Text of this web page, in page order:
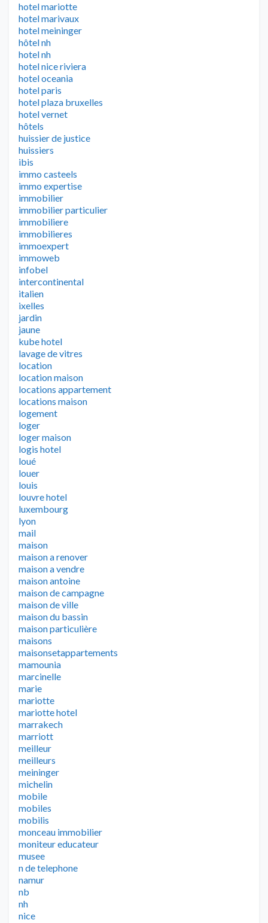
hotel mariotte
hotel marivaux
hotel meininger
hôtel nh
hotel nh
hotel nice riviera
hotel oceania
hotel paris
hotel plaza bruxelles
hotel vernet
hôtels
huissier de justice
huissiers
ibis
immo casteels
immo expertise
immobilier
immobilier particulier
immobiliere
immobilieres
immoexpert
immoweb
infobel
intercontinental
italien
ixelles
jardin
jaune
kube hotel
lavage de vitres
location
location maison
locations appartement
locations maison
logement
loger
loger maison
logis hotel
loué
louer
louis
louvre hotel
luxembourg
lyon
mail
maison
maison a renover
maison a vendre
maison antoine
maison de campagne
maison de ville
maison du bassin
maison particulière
maisons
maisonsetappartements
mamounia
marcinelle
marie
mariotte
mariotte hotel
marrakech
marriott
meilleur
meilleurs
meininger
michelin
mobile
mobiles
mobilis
monceau immobilier
moniteur educateur
musee
n de telephone
namur
nb
nh
nice